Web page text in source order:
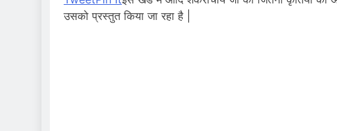
उसको प्रस्तुत किया जा रहा है |